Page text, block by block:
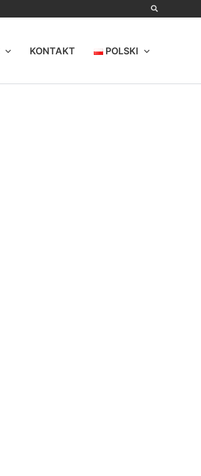
KONTAKT POLSKI